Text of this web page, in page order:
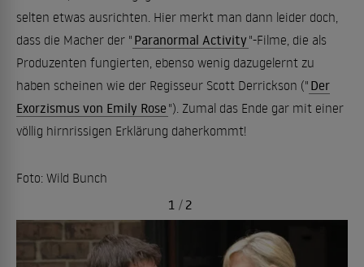
selten etwas ausrichten. Hier merkt man dann leider doch,
dass die Macher der " Paranormal Activity "-Filme, die als
Produzenten fungierten, ebenso wenig dazugelernt zu
haben scheinen wie der Regisseur Scott Derrickson (" Der
Exorzismus von Emily Rose "). Zumal das Ende gar mit einer
völlig hirnrissigen Erklärung daherkommt!
Foto: Wild Bunch
1 / 2